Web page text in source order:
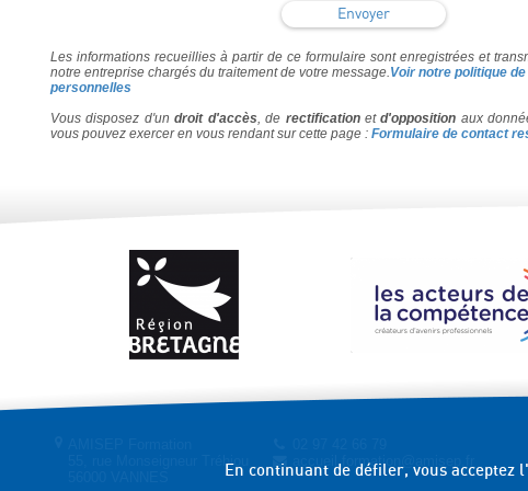
Les informations recueillies à partir de ce formulaire sont enregistrées et
notre entreprise chargés du traitement de votre message. Voir notre politique
personnelles
Vous disposez d'undroit d'accès , de rectificationetd'opposition aux
vous pouvez exercer en vous rendant sur cette page :Formulaire de contact
55, rue Monseigneur Tréhiou
accueil.formation@amisep.fr
En continuant de défiler, vous acceptez